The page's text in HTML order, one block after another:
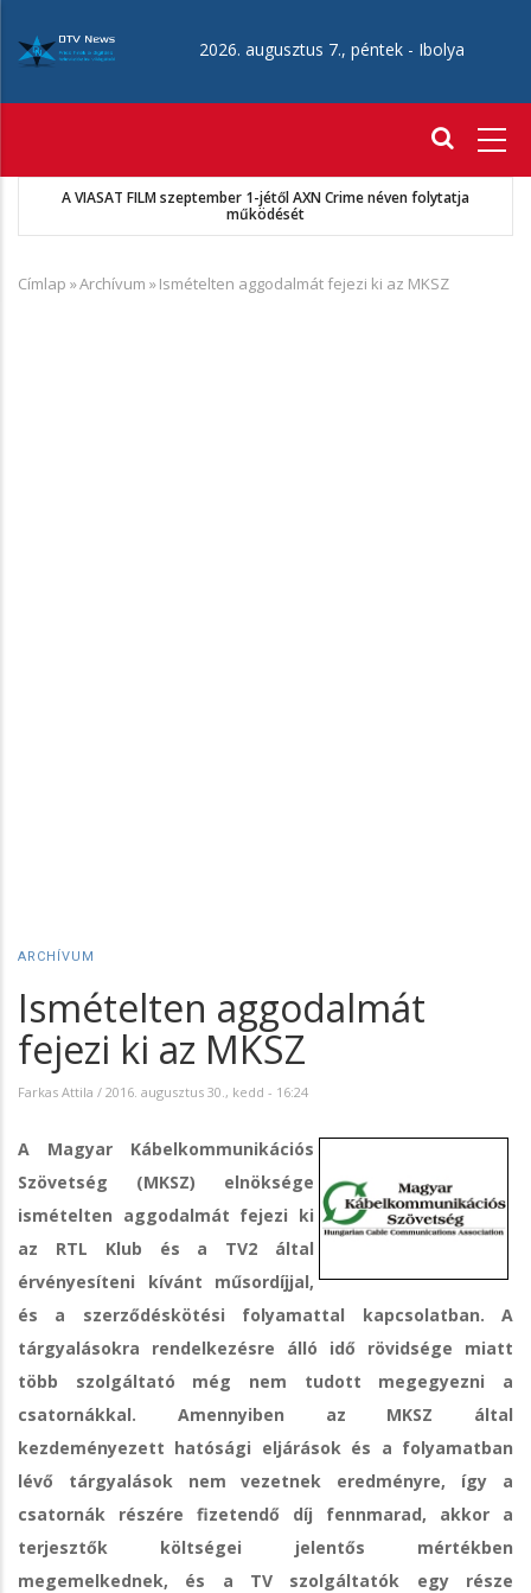
tartalomra
2026. augusztus 7., péntek - Ibolya
MKSZ-Sport TV megállapodás
Morzsa
Címlap »Archívum »Ismételten aggodalmát fejezi ki az MKSZ
ARCHÍVUM
Ismételten aggodalmát
fejezi ki az MKSZ
Farkas Attila / 2016. augusztus 30., kedd - 16:24
A Magyar Kábelkommunikációs
Szövetség (MKSZ) elnöksége
ismételten aggodalmát fejezi ki
az RTL Klub és a TV2 által
érvényesíteni kívánt műsordíjjal,
és a szerződéskötési folyamattal kapcsolatban. A
tárgyalásokra rendelkezésre álló idő rövidsége miatt
több szolgáltató még nem tudott megegyezni a
csatornákkal. Amennyiben az MKSZ által
kezdeményezett hatósági eljárások és a folyamatban
lévő tárgyalások nem vezetnek eredményre, így a
csatornák részére fizetendő díj fennmarad, akkor a
terjesztők költségei jelentős mértékben
megemelkednek, és a TV szolgáltatók egy része